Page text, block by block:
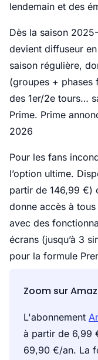
lendemain et des
Dès la saison
devient diffuseur
saison régulière,
(groupes + phases
des 1er/2e tours…
Prime. Prime
2026
Pour les fans
l’option ultime.
partir de 146,99 €)
donne accès à
avec des
écrans (jusqu’à 3
pour la formule
Zoom sur
L'abonnement
à partir de 6,99
69,90 €/an. La